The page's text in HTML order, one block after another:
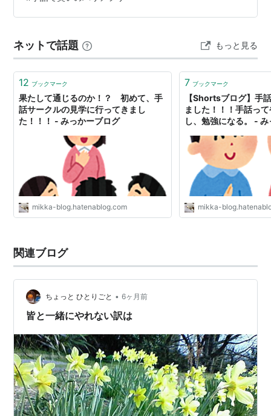
ネットで話題 もっと見る
12 ブックマーク
果たして通じるのか！？ 初めて、手
話サークルの見学に行ってきまし
た！！！ - みっかーブログ
mikka-blog.hatenablog.com
7 ブックマーク
【Shortsブログ】手
ました！！！手話っ
し、勉強になる。 -
mikka-
関連ブログ
ちょっと ひとりごと • 6ヶ月前
皆と一緒にやれない訳は